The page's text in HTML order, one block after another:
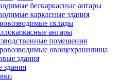
бескаркасные ангары
каркасные здания
склады
ангары
помещения
овощехранилища
здания
здания